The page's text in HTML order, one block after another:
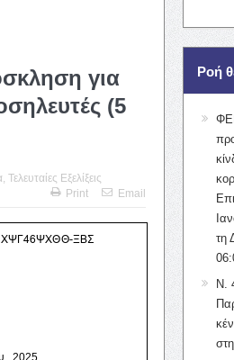
για
(5
Τελευταίες Εξελίξεις
Print
Email
Ροή
τη
Ν.